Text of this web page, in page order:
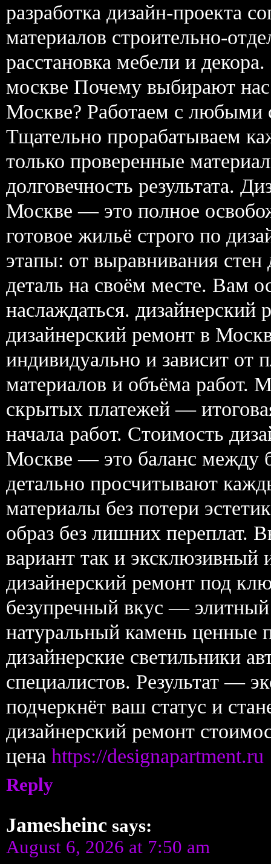
разработка дизайн-проекта
материалов строительно-
расстановка мебели и
москве Почему выбирают нас
Москве? Работаем с любыми
Тщательно прорабатываем
только проверенные
долговечность результата.
Москве — это полное
готовое жильё строго по
этапы: от выравнивания
деталь на своём месте. Вам
наслаждаться. дизайнерский
дизайнерский ремонт в
индивидуально и зависит от
материалов и объёма работ.
скрытых платежей —
начала работ. Стоимость
Москве — это баланс
детально просчитывают
материалы без потери
образ без лишних переплат.
вариант так и эксклюзивный
дизайнерский ремонт под
безупречный вкус —
натуральный камень ценные
дизайнерские светильники
специалистов. Результат —
подчеркнёт ваш статус и
дизайнерский ремонт
цена https://designapartment.ru
Reply
Jamesheinc says:
August 6, 2026 at 7:50 am